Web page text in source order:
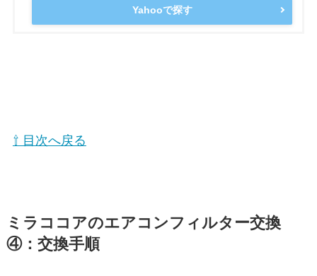
Yahooで探す
⇧ 目次へ戻る
ミラココアのエアコンフィルター交換
④：交換手順